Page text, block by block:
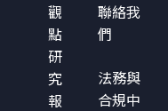
觀
點
研
究
報
聯絡我
們
法務與
合規中